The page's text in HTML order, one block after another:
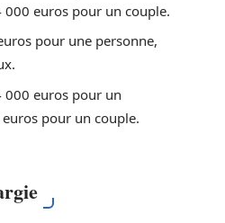
000 euros pour un couple.
pour une personne,
000 euros pour un
pour un couple.